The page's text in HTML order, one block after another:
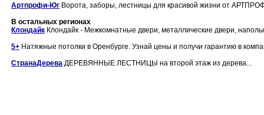
Артпрофи-Юг Ворота, заборы, лестницы для красивой жизни от
В остальных регионах
Клондайк Клондайк - Межкомнатные двери, металлические двери,
5+ Натяжные потолки в Оренбурге. Узнай цены и получи гарантию в
СтранаДерева ДЕРЕВЯННЫЕ ЛЕСТНИЦЫ на второй этаж из дерева...